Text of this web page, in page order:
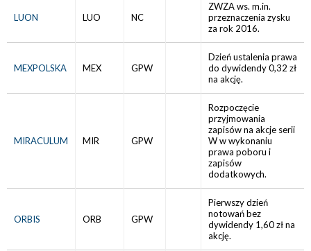
LUON LUO NC
ZWZA ws. m.in.
przeznaczenia zysku
za rok 2016.
MEXPOLSKA MEX GPW
Dzień ustalenia prawa
do dywidendy 0,32 zł
na akcję.
MIRACULUM MIR GPW
Rozpoczęcie
przyjmowania
zapisów na akcje serii
W w wykonaniu
prawa poboru i
zapisów
dodatkowych.
ORBIS ORB GPW
Pierwszy dzień
notowań bez
dywidendy 1,60 zł na
akcję.